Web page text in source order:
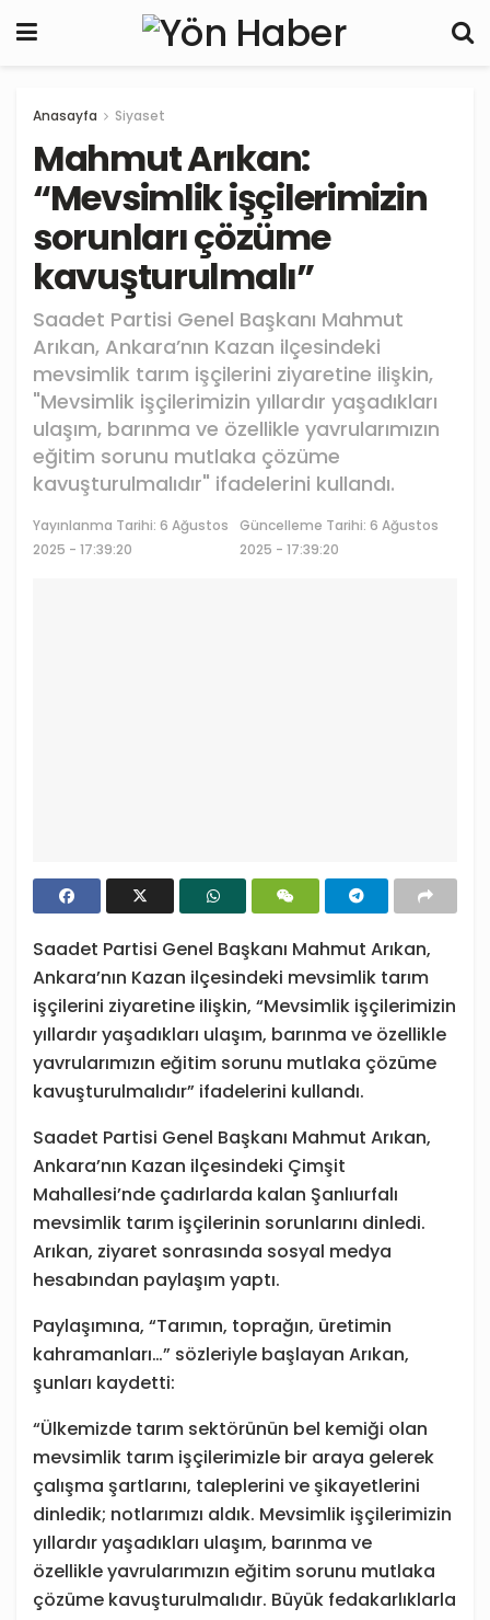
Anasayfa Siyaset
Mahmut Arıkan:
“Mevsimlik işçilerimizin
sorunları çözüme
kavuşturulmalı”
Saadet Partisi Genel Başkanı Mahmut
Arıkan, Ankara’nın Kazan ilçesindeki
mevsimlik tarım işçilerini ziyaretine ilişkin,
"Mevsimlik işçilerimizin yıllardır yaşadıkları
ulaşım, barınma ve özellikle yavrularımızın
eğitim sorunu mutlaka çözüme
kavuşturulmalıdır" ifadelerini kullandı.
Yayınlanma Tarihi: 6 Ağustos
2025 - 17:39:20
Güncelleme Tarihi: 6 Ağustos
2025 - 17:39:20
Saadet Partisi Genel Başkanı Mahmut Arıkan,
Ankara’nın Kazan ilçesindeki mevsimlik tarım
işçilerini ziyaretine ilişkin, “Mevsimlik işçilerimizin
yıllardır yaşadıkları ulaşım, barınma ve özellikle
yavrularımızın eğitim sorunu mutlaka çözüme
kavuşturulmalıdır” ifadelerini kullandı.
Saadet Partisi Genel Başkanı Mahmut Arıkan,
Ankara’nın Kazan ilçesindeki Çimşit
Mahallesi’nde çadırlarda kalan Şanlıurfalı
mevsimlik tarım işçilerinin sorunlarını dinledi.
Arıkan, ziyaret sonrasında sosyal medya
hesabından paylaşım yaptı.
Paylaşımına, “Tarımın, toprağın, üretimin
kahramanları…” sözleriyle başlayan Arıkan,
şunları kaydetti:
“Ülkemizde tarım sektörünün bel kemiği olan
mevsimlik tarım işçilerimizle bir araya gelerek
çalışma şartlarını, taleplerini ve şikayetlerini
dinledik; notlarımızı aldık. Mevsimlik işçilerimizin
yıllardır yaşadıkları ulaşım, barınma ve
özellikleyavrularımızın eğitim sorunu mutlaka
çözüme kavuşturulmalıdır. Büyük fedakarlıklarla